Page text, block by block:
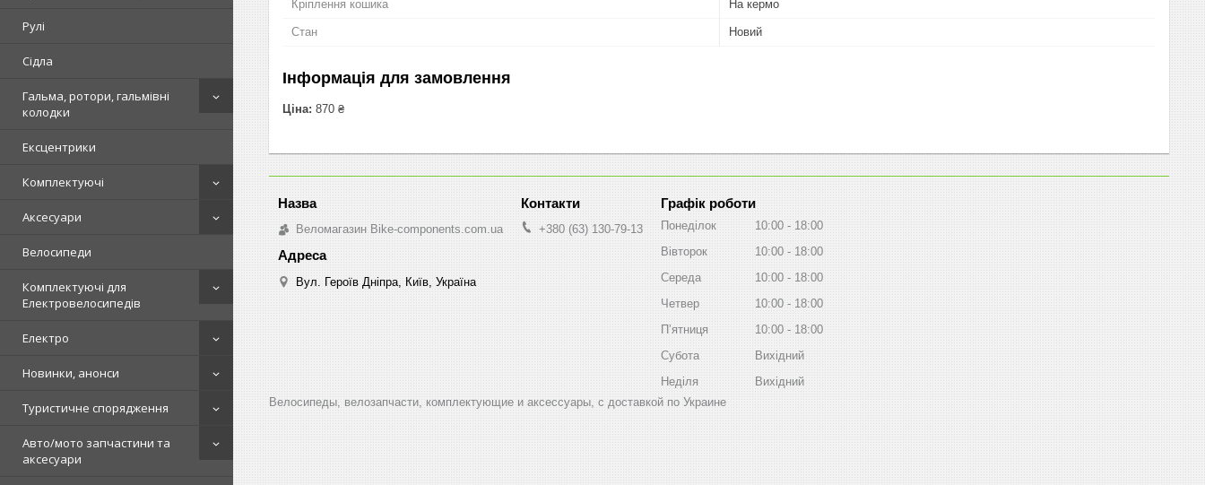
Рулі
Сідла
Гальма, ротори, гальмівні
колодки
Ексцентрики
Комплектуючі
Аксесуари
Велосипеди
Комплектуючі для
Електровелосипедів
Електро
Новинки, анонси
Туристичне спорядження
Авто/мото запчастини та
аксесуари
Кріплення кошика На кермо
Стан Новий
Інформація для замовлення
Ціна: 870 ₴
Веломагазин Bike-components.com.ua
Вул. Героїв Дніпра, Київ, Україна
+380 (63) 130-79-13
Графік роботи
Понеділок 10:00
18:00
Вівторок
10:00
18:00
Середа
10:00
18:00
Четвер
10:00
18:00
Пʼятниця
10:00
18:00
Субота
Вихідний
Неділя
Вихідний
Велосипеды, велозапчасти, комплектующие и аксессуары, с доставкой по Украине